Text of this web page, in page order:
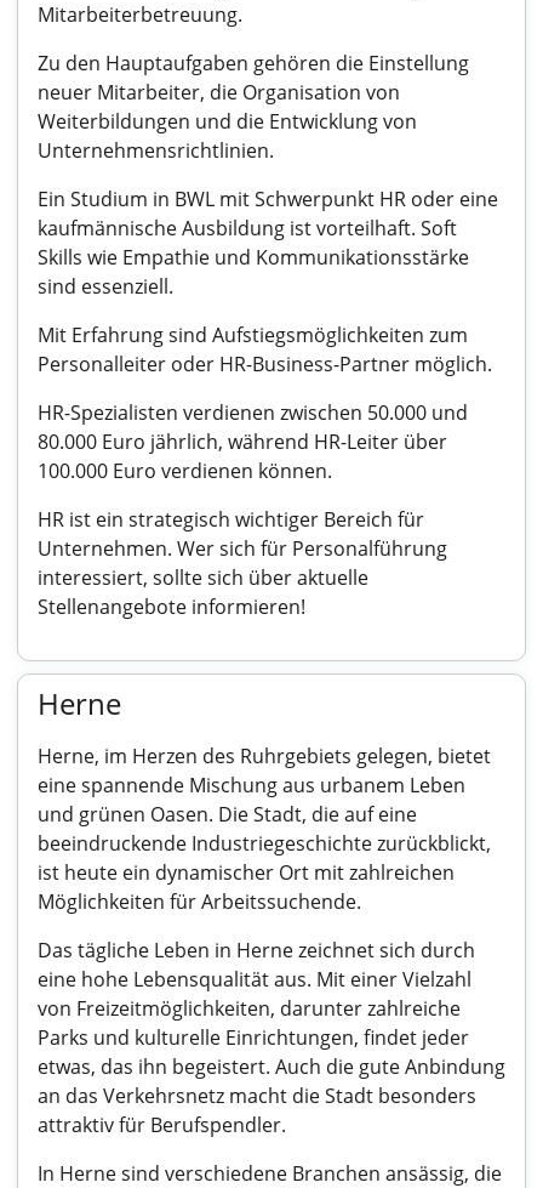
Mitarbeiterbetreuung.
Zu den Hauptaufgaben gehören die Einstellung
neuer Mitarbeiter, die Organisation von
Weiterbildungen und die Entwicklung von
Unternehmensrichtlinien.
Ein Studium in BWL mit Schwerpunkt HR oder eine
kaufmännische Ausbildung ist vorteilhaft. Soft
Skills wie Empathie und Kommunikationsstärke
sind essenziell.
Mit Erfahrung sind Aufstiegsmöglichkeiten zum
Personalleiter oder HR-Business-Partner möglich.
HR-Spezialisten verdienen zwischen 50.000 und
80.000 Euro jährlich, während HR-Leiter über
100.000 Euro verdienen können.
HR ist ein strategisch wichtiger Bereich für
Unternehmen. Wer sich für Personalführung
interessiert, sollte sich über aktuelle
Stellenangebote informieren!
Herne
Herne, im Herzen des Ruhrgebiets gelegen, bietet
eine spannende Mischung aus urbanem Leben
und grünen Oasen. Die Stadt, die auf eine
beeindruckende Industriegeschichte zurückblickt,
ist heute ein dynamischer Ort mit zahlreichen
Möglichkeiten für Arbeitssuchende.
Das tägliche Leben in Herne zeichnet sich durch
eine hohe Lebensqualität aus. Mit einer Vielzahl
von Freizeitmöglichkeiten, darunter zahlreiche
Parks und kulturelle Einrichtungen, findet jeder
etwas, das ihn begeistert. Auch die gute Anbindung
an das Verkehrsnetz macht die Stadt besonders
attraktiv für Berufspendler.
In Herne sind verschiedene Branchen ansässig, die